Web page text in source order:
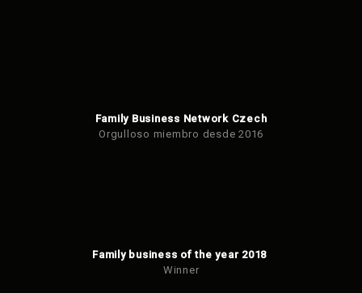
Family Business Network Czech
Orgulloso miembro desde 2016
Family business of the year 2018
Winner